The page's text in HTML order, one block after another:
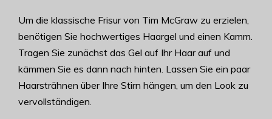
Um die klassische Frisur von Tim McGraw zu erzielen,
benötigen Sie hochwertiges Haargel und einen Kamm.
Tragen Sie zunächst das Gel auf Ihr Haar auf und
kämmen Sie es dann nach hinten. Lassen Sie ein paar
Haarsträhnen über Ihre Stirn hängen, um den Look zu
vervollständigen.